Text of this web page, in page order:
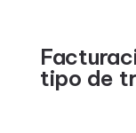
tipo de